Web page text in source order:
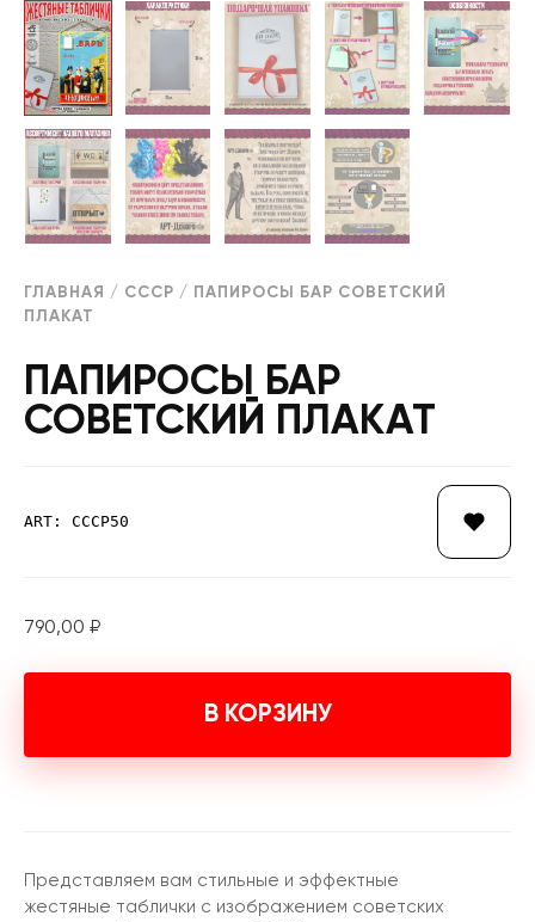
ГЛАВНАЯ / СССР / ПАПИРОСЫ БАР СОВЕТСКИЙ
ПЛАКАТ
ПАПИРОСЫ БАР
СОВЕТСКИЙ ПЛАКАТ
ART: СССР50
790,00 ₽
В КОРЗИНУ
Представляем вам стильные и эффектные
жестяные таблички с изображением советских